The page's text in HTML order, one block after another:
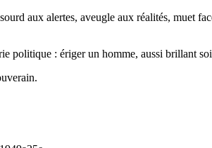
aux alertes, aveugle aux réalités, muet
politique : ériger un homme, aussi brillant